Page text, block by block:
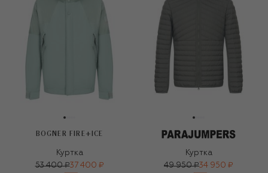
BOGNER FIRE+ICE
Куртка
53 400 ₽37 400 ₽
Куртка
49 950 ₽34 950 ₽